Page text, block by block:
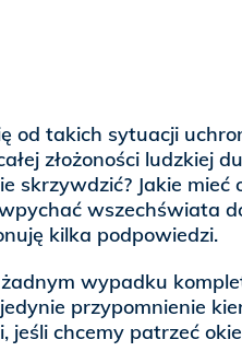
od takich sytuacji
złożoności ludzkiej
skrzywdzić? Jakie mieć
wszechświata
kilka podpowiedzi.
wypadku
przypomnienie
jeśli chcemy patrzeć